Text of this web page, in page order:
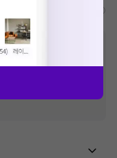
상이할 수 있으니, 정확
어 있는 급여 진료 기준 가
, 병원마다 금액이 다르게